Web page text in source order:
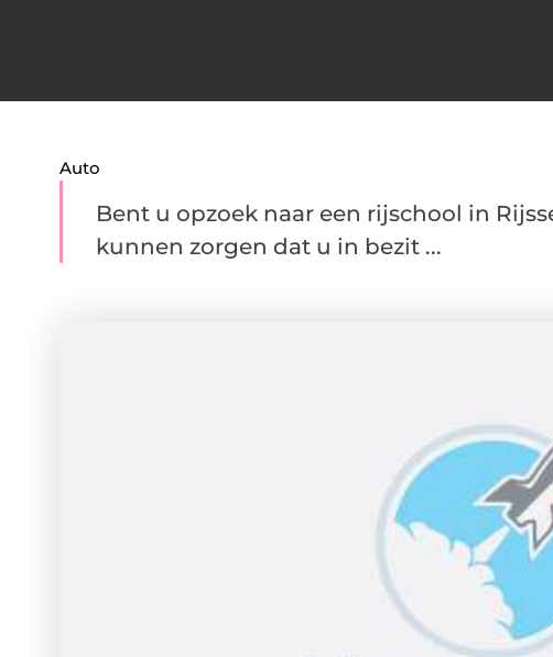
Auto
Bent u opzoek naar een rijschool in
kunnen zorgen dat u in bezit ...